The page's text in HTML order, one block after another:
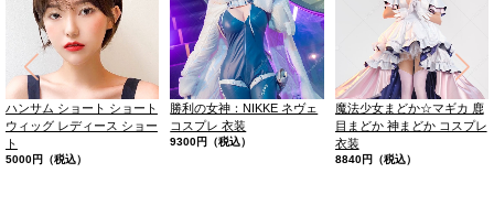
ハンサム ショート ショート
ウィッグ レディース ショー
ト
5000円（税込）
勝利の女神：NIKKE ネヴェ
コスプレ 衣装
9300円（税込）
魔法少女まどか☆マギカ 鹿
目まどか 神まどか コスプレ
衣装
8840円（税込）